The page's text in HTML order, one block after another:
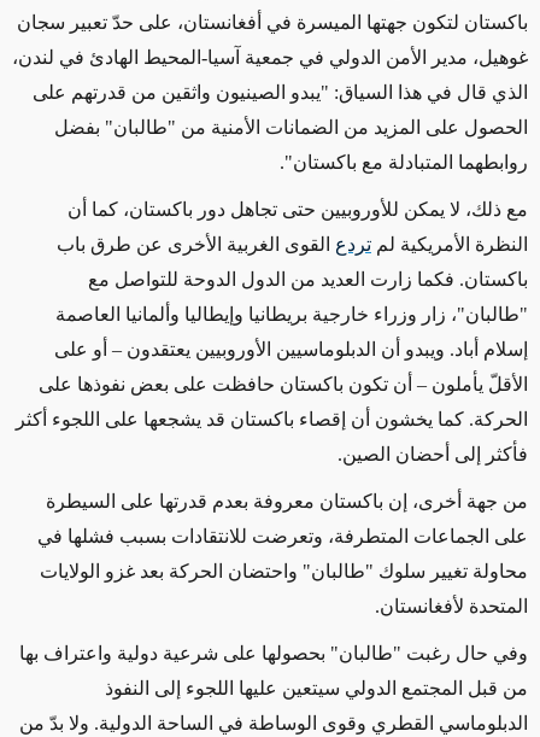
باكستان لتكون جهتها الميسرة في أفغانستان، على حدّ تعبير سجان
غوهيل، مدير الأمن الدولي في جمعية آسيا-المحيط الهادئ في لندن،
الذي قال في هذا السياق: "يبدو الصينيون واثقين من قدرتهم على
الحصول على المزيد من الضمانات الأمنية من "طالبان" بفضل
روابطهما المتبادلة مع باكستان".
مع ذلك، لا يمكن للأوروبيين حتى تجاهل دور باكستان، كما أن
النظرة الأمريكية لم تردع القوى الغربية الأخرى عن طرق باب
باكستان. فكما زارت العديد من الدول الدوحة للتواصل مع
"طالبان"، زار وزراء خارجية بريطانيا وإيطاليا وألمانيا العاصمة
إسلام أباد. ويبدو أن الدبلوماسيين الأوروبيين يعتقدون – أو على
الأقلّ يأملون – أن تكون باكستان حافظت على بعض نفوذها على
الحركة. كما يخشون أن إقصاء باكستان قد يشجعها على اللجوء أكثر
فأكثر إلى أحضان الصين.
من جهة أخرى، إن باكستان معروفة بعدم قدرتها على السيطرة
على الجماعات المتطرفة، وتعرضت للانتقادات بسبب فشلها في
محاولة تغيير سلوك "طالبان" واحتضان الحركة بعد غزو الولايات
المتحدة لأفغانستان.
وفي حال رغبت "طالبان" بحصولها على شرعية دولية واعتراف بها
من قبل المجتمع الدولي سيتعين عليها اللجوء إلى النفوذ
الدبلوماسي القطري وقوى الوساطة في الساحة الدولية. ولا بدّ من